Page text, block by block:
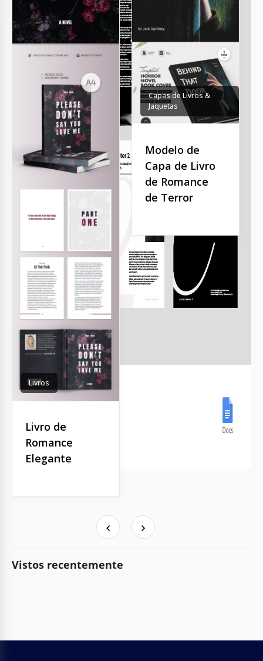
Livros
Livro de
Romance
Elegante
Capas de Livros &
Jaquetas
Modelo de
Capa de Livro
de Romance
de Terror
Vistos recentemente